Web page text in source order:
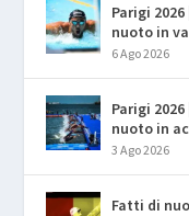
Parigi
nuoto in
6 Ago 2026
Parigi
nuoto in
3 Ago 2026
Fatti di